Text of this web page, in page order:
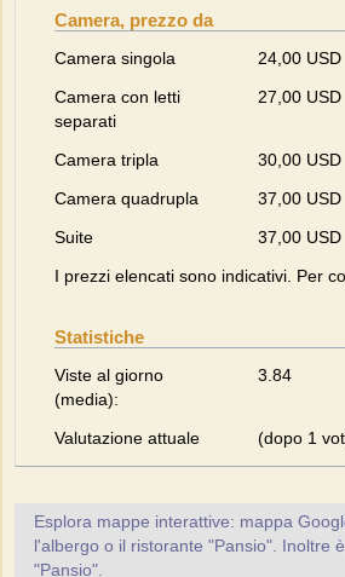
Camera, prezzo da
Camera singola
24,00 USD
Camera con letti
separati
27,00 USD
Camera tripla
30,00 USD
Camera quadrupla
37,00 USD
Suite
37,00 USD
I prezzi elencati sono indicativi. Per
Statistiche
Viste al giorno
(media):
3.84
Valutazione attuale (dopo 1
Esplora mappe interattive: mappa
l'albergo o il ristorante "Pansio". Inoltre
"Pansio".